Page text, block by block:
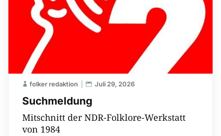
Suchmeldung
folker redaktion Juli 29, 2026
Mitschnitt der NDR-Folklore-Werkstatt
von 1984